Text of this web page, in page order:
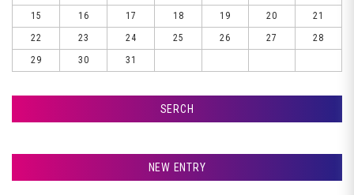
15
16 17 18 19 20
21
22
23 24 25 26 27
28
29
30 31
SERCH
NEW ENTRY